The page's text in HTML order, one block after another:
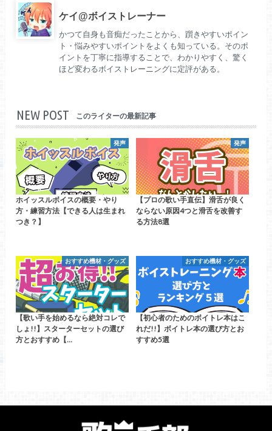
ケイ@ボイストレーナー
かつて自身も音痴だったことから、躓きやすいポイン
ト・悩みやすいポイントをよくも知っている。そのポ
イントを丁寧に指導することで、わかりやすく、驚く
ほど変わるボイストレーニングに定評がある。
NEW POST このライターの最新記事
発声
ホイッスルボイスの概要・やり
方・練習方法【できる人は生まれ
つき？】
発声
【プロの歌い手直伝】滑舌が良く
ならない原因4つと滑舌を改善す
る方法8選
おすすめ機材・グッズ
【歌い手を始めるなら絶対コレで
しょ!!】スターターセットの選び
方とおすすめ【…
おすすめ機材・グッズ
【初心者のためのボイトレ本はこ
れだ!!】ボイトレ本の選び方とお
すすめ5選